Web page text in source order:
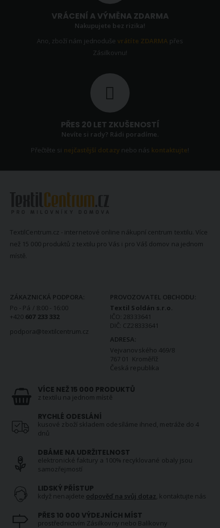
VRÁCENÍ A VÝMĚNA ZDARMA
Nakupujete bez rizika!
Ano, zboží nám jednoduševrátíte ZDARMA přes
Zásilkovnu!
PŘES 20 LET ZKUŠENOSTÍ
Nevíte si rady? Rádi poradíme.
Přečtěte si nejčastější dotazy nebo nás kontaktujte!
TextilCentrum.cz - internetové online nákupní centrum textilu. Více
než 15 000 produktů z textilu pro Vás i pro Váš domov na jednom
místě.
ZÁKAZNICKÁ PODPORA:
Po - Pá / 8:00 - 16:00
+420 607 233 332
podpora@textilcentrum.cz
PROVOZOVATEL OBCHODU:
Textil Soldán s.r.o.
IČO: 28333641
DIČ: CZ28333641
ADRESA:
Vejvanovského 469/8
767 01 Kroměříž
Česká republika
VÍCE NEŽ 15 000 PRODUKTŮ
z textilu na jednom místě
RYCHLÉ ODESLÁNÍ
kusové zboží skladem odesíláme ihned, metráže do 4
dnů
DBÁME NA UDRŽITELNOST
elektronické faktury a 100% recyklované obaly jsou
samozřejmostí
LIDSKÝ PŘÍSTUP
když nenajdete odpověď na svůj dotaz, kontaktujte nás
PŘES 10 000 VÝDEJNÍCH MÍST
prostřednictvím Zásilkovny nebo Balíkovny